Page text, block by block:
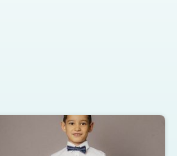
Бриджи Бостон